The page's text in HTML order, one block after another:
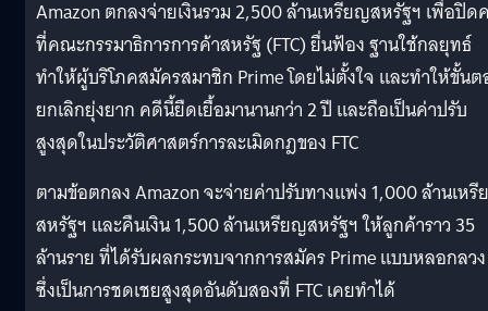
Amazon ตกลงจ่ายเงินรวม 2,500 ล้านเหรียญสหรัฐฯ เพื่อปิด
ที่คณะกรรมาธิการการค้าสหรัฐ (FTC) ยื่นฟ้อง ฐานใช้กลยุทธ์
ทำให้ผู้บริโภคสมัครสมาชิก Prime โดยไม่ตั้งใจ และทำให้ขั้น
ยกเลิกยุ่งยาก คดีนี้ยืดเยื้อมานานกว่า 2 ปี และถือเป็นค่าปรับ
สูงสุดในประวัติศาสตร์การละเมิดกฎของ FTC
ตามข้อตกลง Amazon จะจ่ายค่าปรับทางแพ่ง 1,000 ล้านเห
สหรัฐฯ และคืนเงิน 1,500 ล้านเหรียญสหรัฐฯ ให้ลูกค้าราว 35
ล้านราย ที่ได้รับผลกระทบจากการสมัคร Prime แบบหลอกลวง
ซึ่งเป็นการชดเชยสูงสุดอันดับสองที่ FTC เคยทำได้